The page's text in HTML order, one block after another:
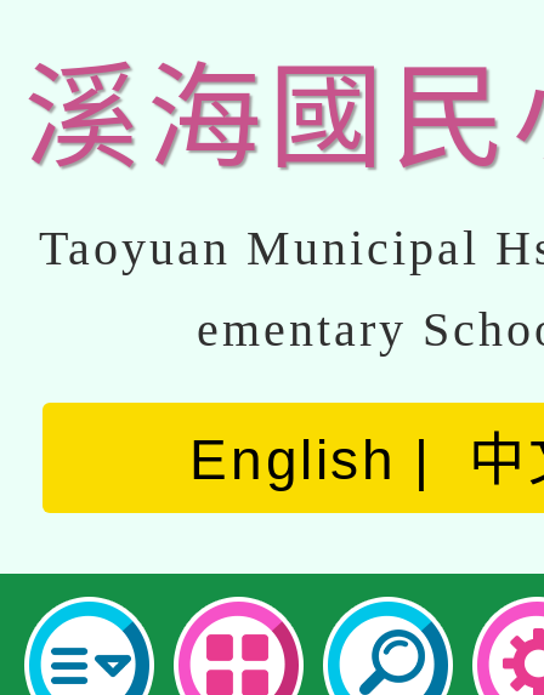
溪海國民
Taoyuan Municipal
ementary
English 中